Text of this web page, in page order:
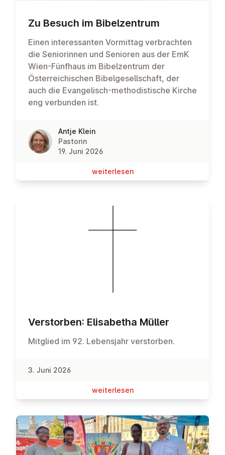
Zu Besuch im Bi­bel­zen­trum
Einen interessanten Vormittag verbrachten
die Seniorinnen und Senioren aus der EmK
Wien-Fünfhaus im Bibelzentrum der
Österreichischen Bibelgesellschaft, der
auch die Evangelisch-methodistische Kirche
eng verbunden ist.
Antje Klein
Pastorin
19. Juni 2026
wei­ter­le­sen
Ver­stor­ben: Eli­sa­be­tha Müller
Mitglied im 92. Lebensjahr verstorben.
3. Juni 2026
wei­ter­le­sen